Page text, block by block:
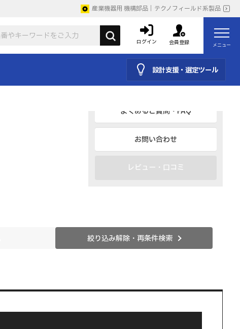
産業機器用 機構部品｜テクノフィールド系製品
ログイン 会員登録 メニュー
設計支援・選定ツール
取説
仕様を見る・購入・見積り
よくあるご質問・FAQ
お問い合わせ
レビュー・口コミ
絞り込み解除・再条件検索